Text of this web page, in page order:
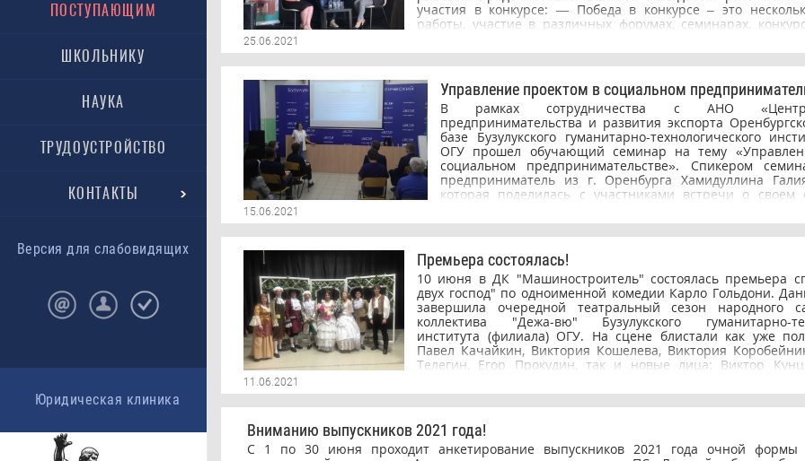
ПОСТУПАЮЩИМ
ШКОЛЬНИКУ
НАУКА
ТРУДОУСТРОЙСТВО
КОНТАКТЫ
Версия для слабовидящих
Юридическая клиника
участия в конкурсе: — Победа в конкурсе – это
работы, участие в различных форумах, семинарах,
участниками диалога секретами успеха, призвали их к
жизни и к постоянному участию в общественной
25.06.2021
Управление проектом в социальном
В рамках сотрудничества с АНО «Центр
предпринимательства и развития экспорта
базе Бузулукского гуманитарно-технологического
ОГУ прошел обучающий семинар на тему
социальном предпринимательстве». Спикером
предприниматель из г. Оренбурга Хамидуллина
которая поделилась с участниками встречи о своем
предпринимателем, какую государственную поддержку
об основных подходах и инструментах управления
15.06.2021
Премьера состоялась!
10 июня в ДК "Машиностроитель" состоялась премьера
двух господ" по одноименной комедии Карло Гольдони.
завершила очередной театральный сезон народного
коллектива "Дежа-вю" Бузулукского гуманитарно-
института (филиала) ОГУ. На сцене блистали как уже
Павел Качайкин, Виктория Кошелева, Виктория
Телегин, Егор Прокудин, так и новые лица: Виктор
постановку, актерское мастерство, задор и
несмолкающими овациями. Мнением о спектакле
нашего института и театрал со стажем Ракитин Антон: —
наблюдать за хитросплетениями сюжета и
отметить хладнокровие, присущее профессионалам, а
11.06.2021
Вниманию выпускников 2021 года!
С 1 по 30 июня проходит анкетирование выпускников 2021 года очной формы